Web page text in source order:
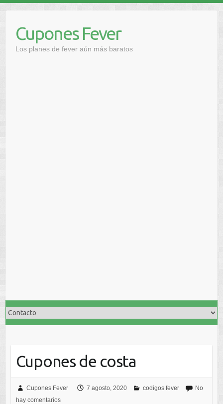
contenidoCupones Fever
Los planes de fever aún más baratos
Cupones de costa
Cupones Fever 7 agosto, 2020 codigos fever
No
hay comentarios